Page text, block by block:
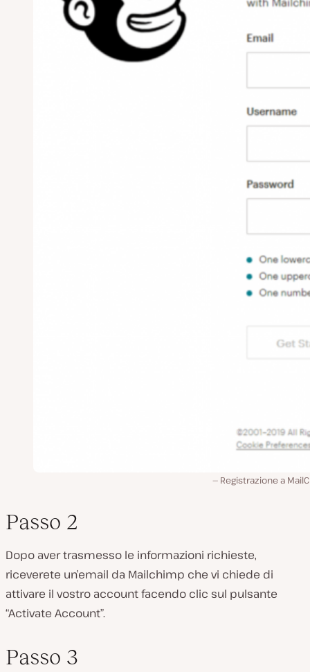
Registrazione a
Passo 2
Dopo aver trasmesso le informazioni richieste,
riceverete un’email da Mailchimp che vi chiede di
attivare il vostro account facendo clic sul pulsante
“Activate Account”.
Passo 3